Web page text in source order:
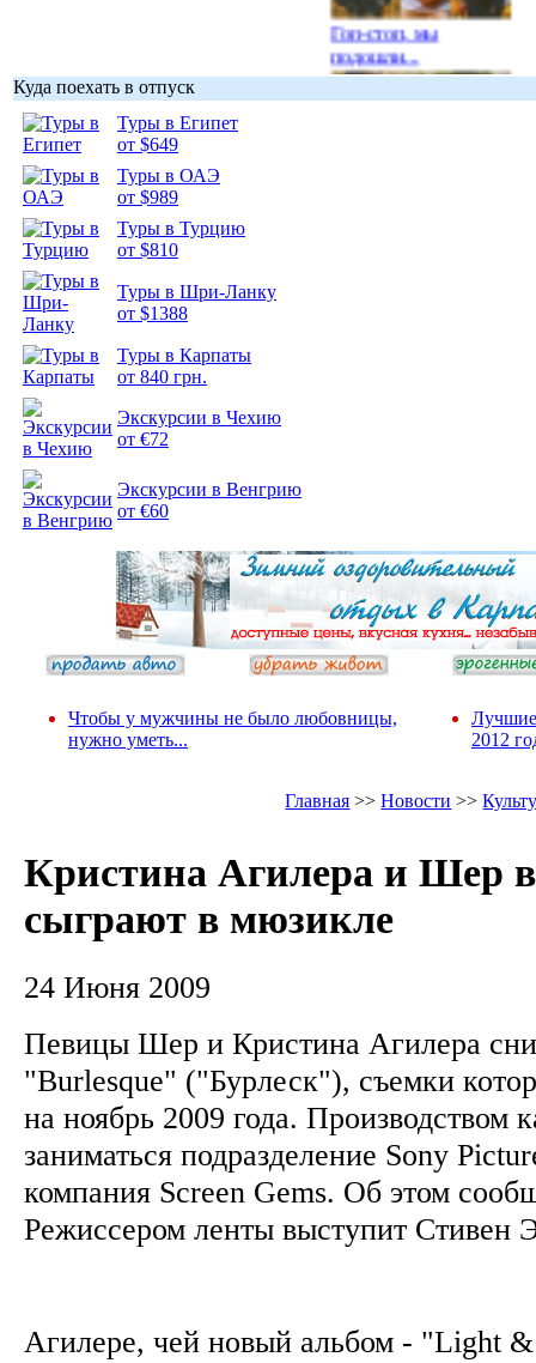
Гоп-стоп, мы
подошли...
Куда поехать в отпуск
Туры в Египет
от $649
Туры в ОАЭ
от $989
Туры в Турцию
от $810
Туры в Шри-Ланку
от $1388
Туры в Карпаты
от 840 грн.
Экскурсии в Чехию
от €72
Экскурсии в Венгрию
от €60
Чтобы у мужчины не было любовницы,
нужно уметь...
Лучшие
2012
Главная >>Новости >>
Кристина Агилера и Шер
сыграют в мюзикле
24 Июня 2009
Певицы Шер и Кристина Агилера
"Burlesque" ("Бурлеск"), съемки
на ноябрь 2009 года. Производством
заниматься подразделение Sony
компания Screen Gems. Об этом
Режиссером ленты выступит
Агилере, чей новый альбом - "Light